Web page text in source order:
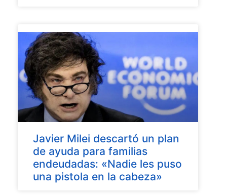
Javier Milei descartó un plan
de ayuda para familias
endeudadas: «Nadie les puso
una pistola en la cabeza»